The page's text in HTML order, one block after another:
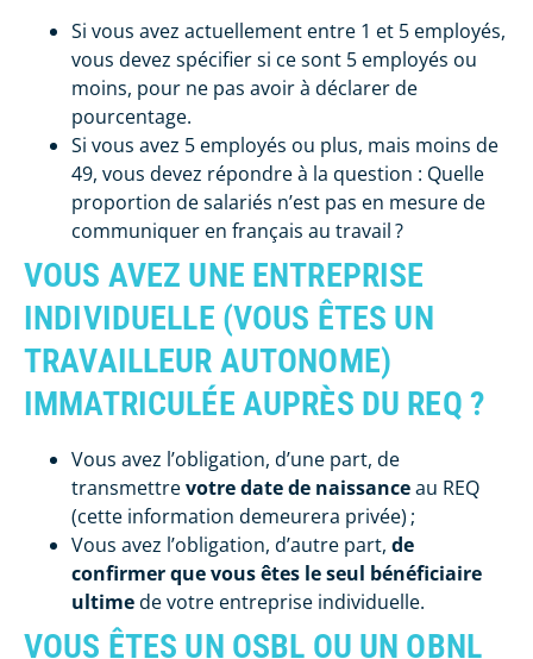
Si vous avez actuellement entre 1 et 5 employés,
vous devez spécifier si ce sont 5 employés ou
moins, pour ne pas avoir à déclarer de
pourcentage.
Si vous avez 5 employés ou plus, mais moins de
49, vous devez répondre à la question : Quelle
proportion de salariés n’est pas en mesure de
communiquer en français au travail ?
VOUS AVEZ UNE ENTREPRISE
INDIVIDUELLE (VOUS ÊTES UN
TRAVAILLEUR AUTONOME)
IMMATRICULÉE AUPRÈS DU REQ ?
Vous avez l’obligation, d’une part, de
transmettrevotre date de naissanceau REQ
(cette information demeurera privée) ;
Vous avez l’obligation, d’autre part, de
confirmer que vous êtes le seul bénéficiaire
ultimede votre entreprise individuelle.
VOUS ÊTES UN OSBL OU UN OBNL